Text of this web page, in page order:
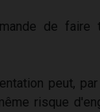
de faire
peut,
risque